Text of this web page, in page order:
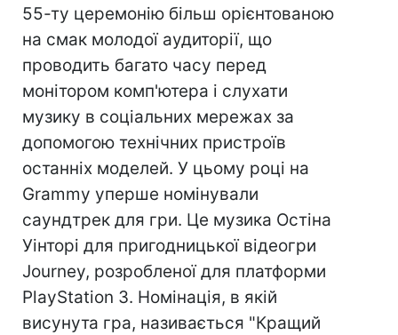
55-ту церемонію більш орієнтованою
на смак молодої аудиторії, що
проводить багато часу перед
монітором комп'ютера і слухати
музику в соціальних мережах за
допомогою технічних пристроїв
останніх моделей. У цьому році на
Grammy уперше номінували
саундтрек для гри. Це музика Остіна
Уінторі для пригодницької відеогри
Journey, розробленої для платформи
PlayStation 3. Номінація, в якій
висунута гра, називається "Кращий